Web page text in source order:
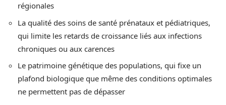
régionales
La qualité des soins de santé prénataux et pédiatriques,
qui limite les retards de croissance liés aux infections
chroniques ou aux carences
Le patrimoine génétique des populations, qui fixe un
plafond biologique que même des conditions optimales
ne permettent pas de dépasser